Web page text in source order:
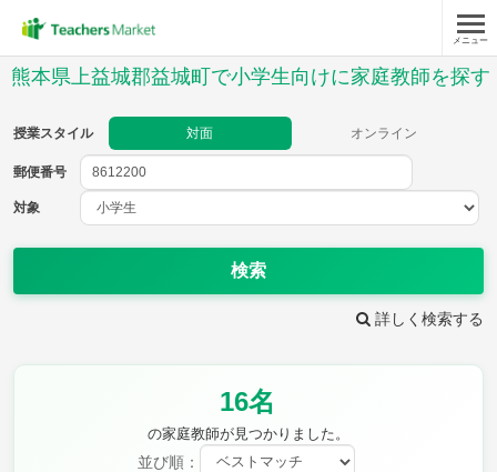
メニュー
熊本県上益城郡益城町で小学生向けに家庭教師を探す
授業スタイル 対面 オンライン
郵便番号
対象
検索
詳しく検索する
16名
の家庭教師が見つかりました。
並び順：
郵便番号
教科
理科
保健・体育 図画工作 書写